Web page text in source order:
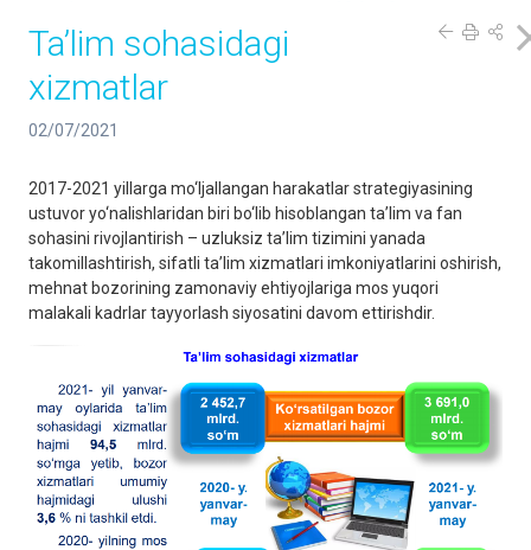
Ta’lim sohasidagi
xizmatlar
02/07/2021
2017-2021 yillarga mo‘ljallangan harakatlar strategiyasining
ustuvor yo‘nalishlaridan biri bo‘lib hisoblangan ta’lim va fan
sohasini rivojlantirish – uzluksiz ta’lim tizimini yanada
takomillashtirish, sifatli ta’lim xizmatlari imkoniyatlarini oshirish,
mehnat bozorining zamonaviy ehtiyojlariga mos yuqori
malakali kadrlar tayyorlash siyosatini davom ettirishdir.